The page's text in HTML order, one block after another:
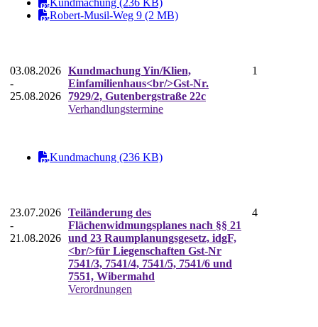
Kundmachung (236 KB)
Robert-Musil-Weg 9 (2 MB)
03.08.2026
-
25.08.2026
Kundmachung Yin/Klien,
Einfamilienhaus<br/>Gst-Nr.
7929/2, Gutenbergstraße 22c
Verhandlungstermine
1
Kundmachung (236 KB)
23.07.2026
-
21.08.2026
Teiländerung des
Flächenwidmungsplanes nach §§ 21
und 23 Raumplanungsgesetz, idgF,
<br/>für Liegenschaften Gst-Nr
7541/3, 7541/4, 7541/5, 7541/6 und
7551, Wibermahd
Verordnungen
4